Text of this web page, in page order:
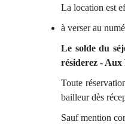
La location est
à verser au
Le solde du
résiderez - Aux
Toute
bailleur dès
Sauf mention